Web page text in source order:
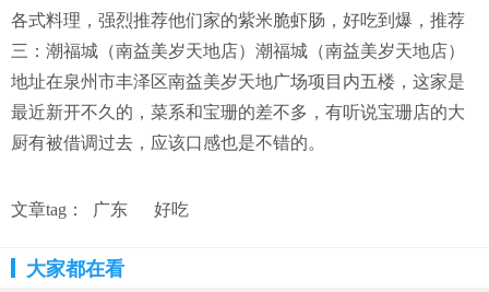
各式料理，强烈推荐他们家的紫米脆虾肠，好吃到爆，推荐
三：潮福城（南益美岁天地店）潮福城（南益美岁天地店）
地址在泉州市丰泽区南益美岁天地广场项目内五楼，这家是
最近新开不久的，菜系和宝珊的差不多，有听说宝珊店的大
厨有被借调过去，应该口感也是不错的。
文章tag： 广东 好吃
大家都在看